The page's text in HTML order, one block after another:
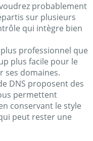
probablement
sur plusieurs
qui intègre bien
professionnel que
plus facile pour le
ses domaines.
DNS proposent des
permettent
conservant le style
peut rester une